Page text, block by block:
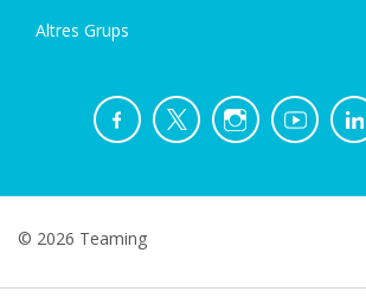
Altres Grups
© 2026 Teaming